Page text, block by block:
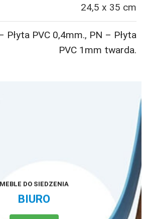
rąk
w
szpitalach
24,5 x 35 cm
Płyta PVC 0,4mm., PN – Płyta
PVC 1mm twarda.
MEBLE DO SIEDZENIA
BIURO